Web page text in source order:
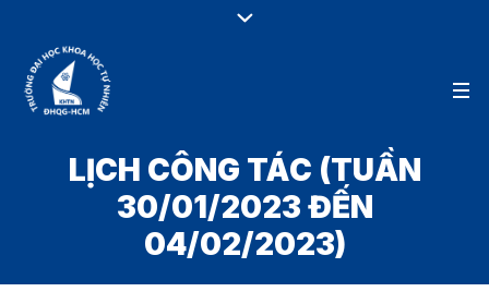
LỊCH CÔNG TÁC (TUẦN
30/01/2023 ĐẾN
04/02/2023)